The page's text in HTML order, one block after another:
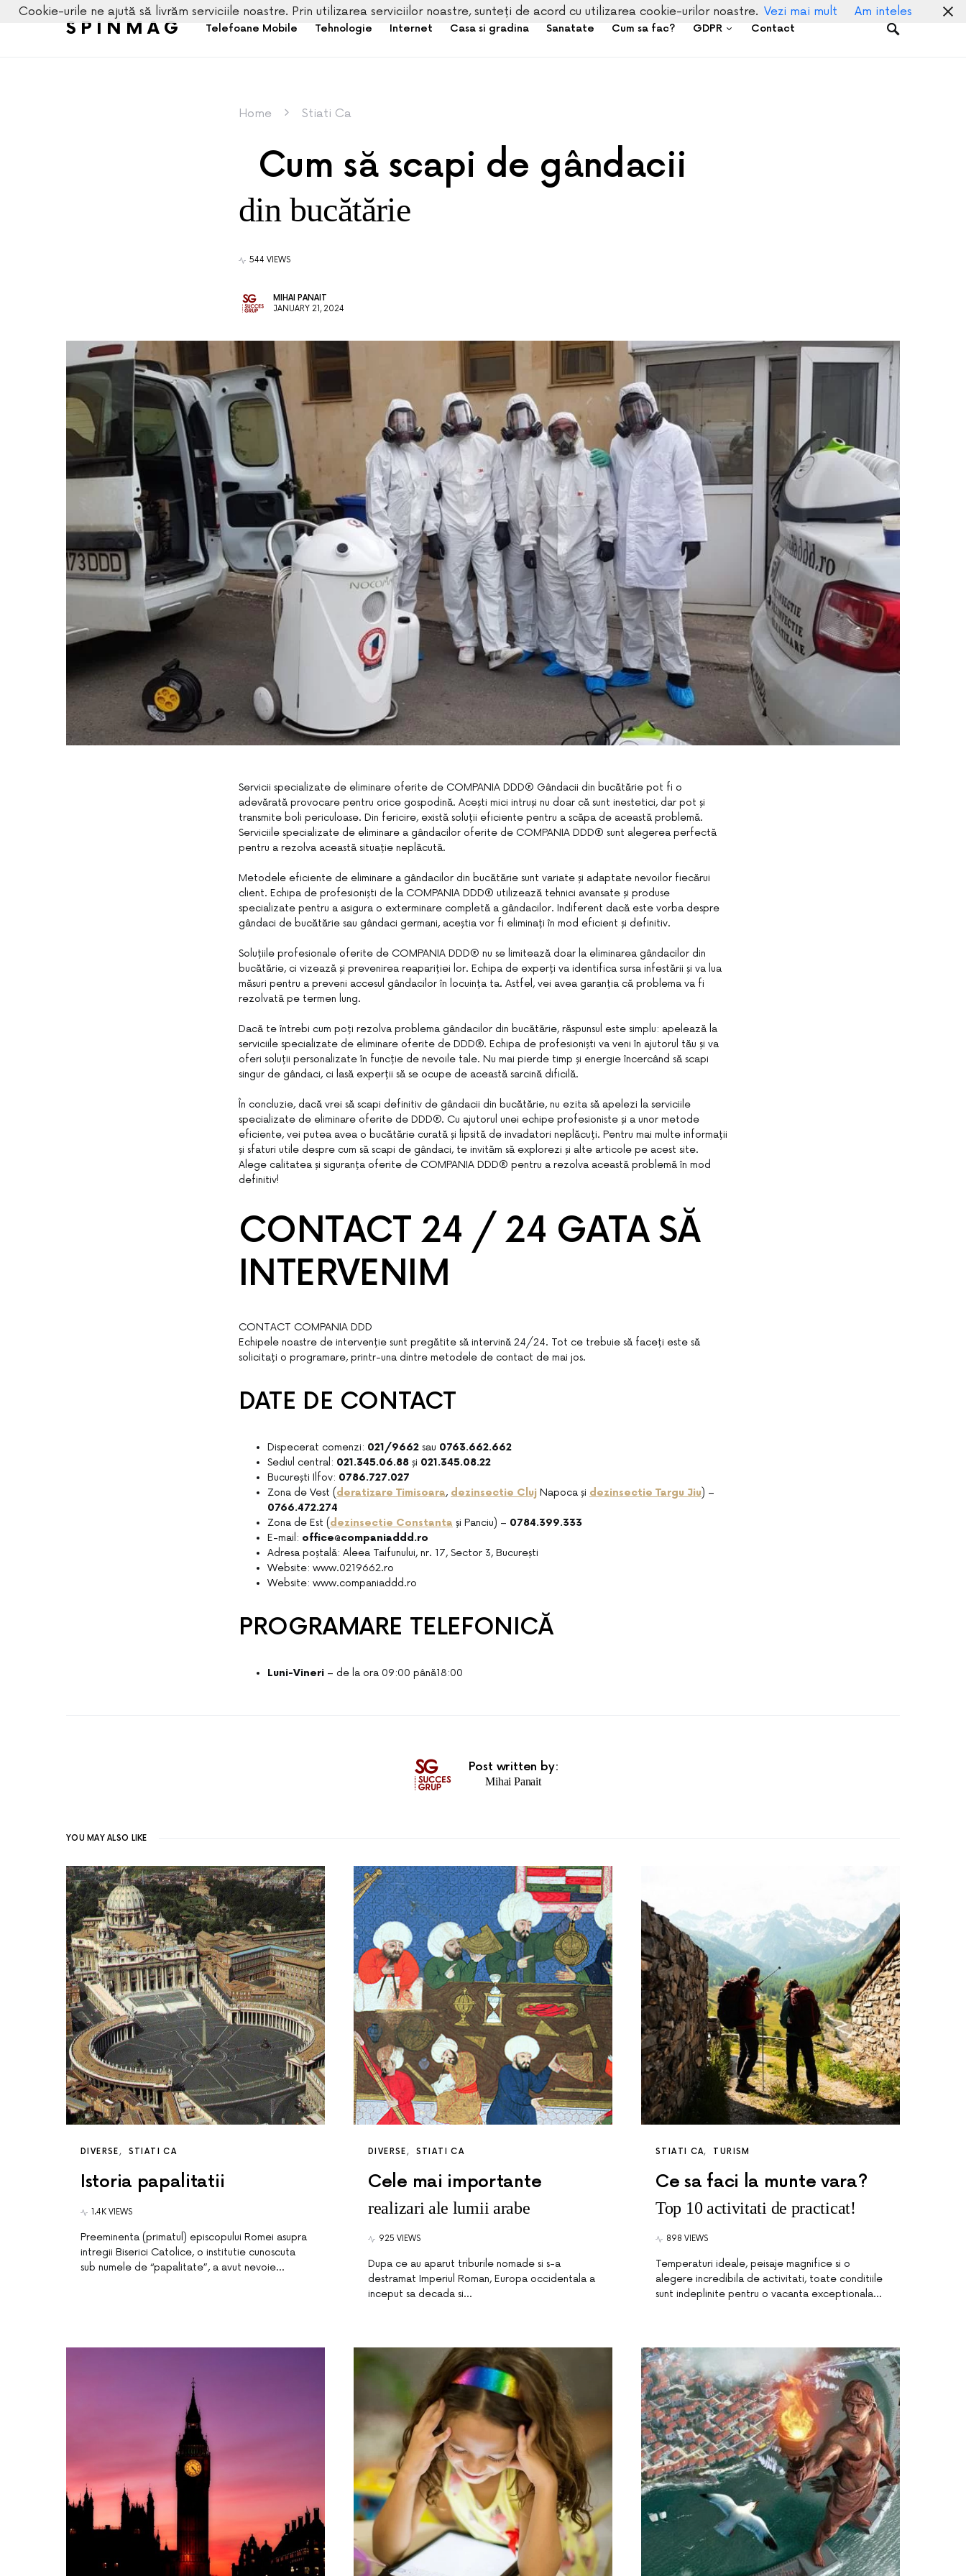
SPINMAG Telefoane Mobile Tehnologie Internet Casa si gradina Sanatate Cum sa fac? GDPR Contact
Home Stiati Ca
Cum să scapi de gândacii
din bucătărie
544 VIEWS
MIHAI PANAIT
JANUARY 21, 2024
Servicii specializate de eliminare oferite de COMPANIA DDD® Gândacii din bucătărie pot fi o
adevărată provocare pentru orice gospodină. Acești mici intruși nu doar că sunt inestetici, dar pot și
transmite boli periculoase. Din fericire, există soluții eficiente pentru a scăpa de această problemă.
Serviciile specializate de eliminare a gândacilor oferite de COMPANIA DDD® sunt alegerea perfectă
pentru a rezolva această situație neplăcută.
Metodele eficiente de eliminare a gândacilor din bucătărie sunt variate și adaptate nevoilor fiecărui
client. Echipa de profesioniști de la COMPANIA DDD® utilizează tehnici avansate și produse
specializate pentru a asigura o exterminare completă a gândacilor. Indiferent dacă este vorba despre
gândaci de bucătărie sau gândaci germani, aceștia vor fi eliminați în mod eficient și definitiv.
Soluțiile profesionale oferite de COMPANIA DDD® nu se limitează doar la eliminarea gândacilor din
bucătărie, ci vizează și prevenirea reapariției lor. Echipa de experți va identifica sursa infestării și va lua
măsuri pentru a preveni accesul gândacilor în locuința ta. Astfel, vei avea garanția că problema va fi
rezolvată pe termen lung.
Dacă te întrebi cum poți rezolva problema gândacilor din bucătărie, răspunsul este simplu: apelează la
serviciile specializate de eliminare oferite de DDD®. Echipa de profesioniști va veni în ajutorul tău și va
oferi soluții personalizate în funcție de nevoile tale. Nu mai pierde timp și energie încercând să scapi
singur de gândaci, ci lasă experții să se ocupe de această sarcină dificilă.
În concluzie, dacă vrei să scapi definitiv de gândacii din bucătărie, nu ezita să apelezi la serviciile
specializate de eliminare oferite de DDD®. Cu ajutorul unei echipe profesioniste și a unor metode
eficiente, vei putea avea o bucătărie curată și lipsită de invadatori neplăcuți. Pentru mai multe informații
și sfaturi utile despre cum să scapi de gândaci, te invităm să explorezi și alte articole pe acest site.
Alege calitatea și siguranța oferite de COMPANIA DDD® pentru a rezolva această problemă în mod
definitiv!
CONTACT 24 / 24 GATA SĂ
INTERVENIM
CONTACT COMPANIA DDD
Echipele noastre de intervenție sunt pregătite să intervină 24/24. Tot ce trebuie să faceți este să
solicitați o programare, printr-una dintre metodele de contact de mai jos.
DATE DE CONTACT
Dispecerat comenzi: 021/9662 sau 0763.662.662
Sediul central: 021.345.06.88 și 021.345.08.22
București Ilfov: 0786.727.027
Zona de Vest (deratizare Timisoara, dezinsectie Cluj Napoca și dezinsectie Targu Jiu) –
0766.472.274
Zona de Est (dezinsectie Constanta și Panciu) – 0784.399.333
E-mail: office@companiaddd.ro
Adresa poștală: Aleea Taifunului, nr. 17, Sector 3, București
Website: www.0219662.ro
Website: www.companiaddd.ro
PROGRAMARE TELEFONICĂ
Luni-Vineri – de la ora 09:00 până18:00
Post written by:
Mihai Panait
YOU MAY ALSO LIKE
DIVERSE STIATI CA
Istoria papalitatii
1.4K VIEWS
Preeminenta (primatul) episcopului Romei asupra
intregii Biserici Catolice, o institutie cunoscuta
sub numele de “papalitate”, a avut nevoie…
DIVERSE STIATI CA
Cele mai importante
realizari ale lumii arabe
925 VIEWS
Dupa ce au aparut triburile nomade si s-a
destramat Imperiul Roman, Europa occidentala a
inceput sa decada si…
STIATI CA TURISM
Ce sa faci la munte vara?
Top 10 activitati de practicat!
898 VIEWS
Temperaturi ideale, peisaje magnifice si o
alegere incredibila de activitati, toate conditiile
sunt indeplinite pentru o vacanta exceptionala…
Cookie-urile ne ajută să livrăm serviciile noastre. Prin utilizarea serviciilor noastre, sunteți de acord cu utilizarea cookie-urilor noastre. Vezi mai mult Am inteles